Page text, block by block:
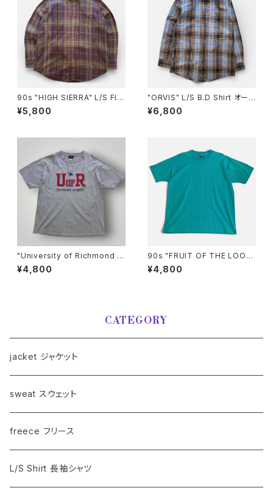
90s "HIGH SIERRA" L/S Fla
nnel Check Shirt ハイシエラ
フランネル チェックシャツ [L]
¥5,800
"ORVIS" L/S B.D Shirt オーヴ
ィス B.Dコットンシャツ [M]
¥6,800
"University of Richmond s
piders" By JanSport T-Shir
t リッチモンド大学 Tシャツ [X
¥4,800
90s "FRUIT OF THE LOOM
BEST" Plain T-Shirt フルーツ
オブザルーム無地Tシャツ [XL]
¥4,800
CATEGORY
jacket ジャケット
sweat スウェット
freece フリース
L/S Shirt 長袖シャツ